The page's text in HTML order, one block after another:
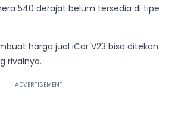
540 derajat belum tersedia di tipe
harga jual iCar V23 bisa ditekan
rivalnya.